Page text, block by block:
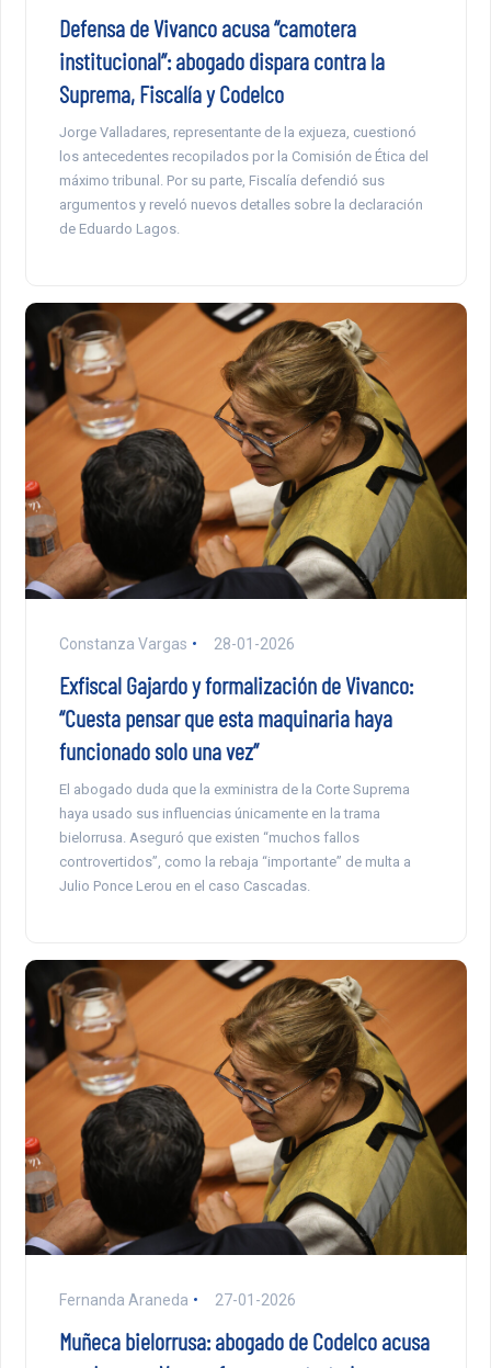
Defensa de Vivanco acusa “camotera
institucional”: abogado dispara contra la
Suprema, Fiscalía y Codelco
Jorge Valladares, representante de la exjueza, cuestionó
los antecedentes recopilados por la Comisión de Ética del
máximo tribunal. Por su parte, Fiscalía defendió sus
argumentos y reveló nuevos detalles sobre la declaración
de Eduardo Lagos.
Constanza Vargas 28-01-2026
Exfiscal Gajardo y formalización de Vivanco:
“Cuesta pensar que esta maquinaria haya
funcionado solo una vez”
El abogado duda que la exministra de la Corte Suprema
haya usado sus influencias únicamente en la trama
bielorrusa. Aseguró que existen “muchos fallos
controvertidos”, como la rebaja “importante” de multa a
Julio Ponce Lerou en el caso Cascadas.
Fernanda Araneda 27-01-2026
Muñeca bielorrusa: abogado de Codelco acusa